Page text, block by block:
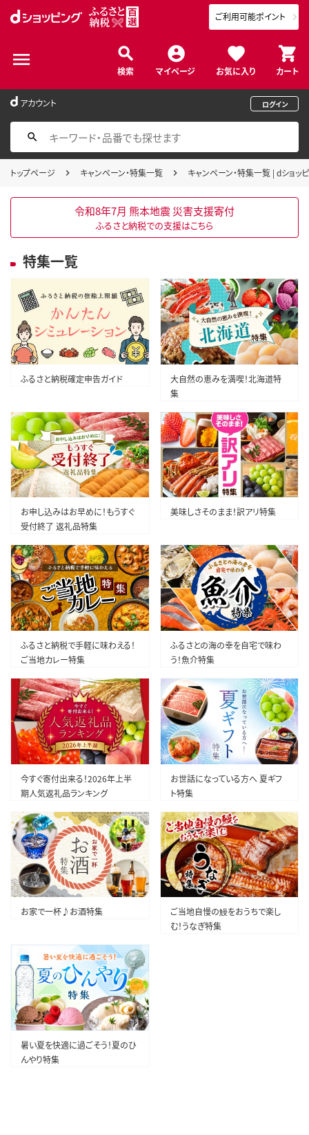
検索 マイページ お気に入り カート
ご利用可能ポイント
アカウント ログイン
トップページ キャンペーン・特集一覧 キャンペーン・特集一覧 | dショッ
令和8年7月 熊本地震 災害支援寄付
ふるさと納税での支援はこちら
特集一覧
ふるさと納税確定申告ガイド
大自然の恵みを満喫！北海道特
集
お申し込みはお早めに！もうすぐ
受付終了 返礼品特集
美味しさそのまま！訳アリ特集
ふるさと納税で手軽に味わえる！
ご当地カレー特集
ふるさとの海の幸を自宅で味わ
う！魚介特集
今すぐ寄付出来る！2026年上半
期人気返礼品ランキング
お世話になっている方へ 夏ギフ
ト特集
お家で一杯♪お酒特集
ご当地自慢の鰻をおうちで楽し
む！うなぎ特集
暑い夏を快適に過ごそう！夏のひ
んやり特集